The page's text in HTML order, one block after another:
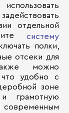
отдельной
систему
полки,
отсеки для
можно
что удобно с
зоне
и грамотную
современным